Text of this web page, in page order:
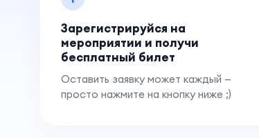
Зарегистрируйся на
мероприятии и получи
бесплатный билет
Оставить заявку может каждый —
просто нажмите на кнопку ниже ;)